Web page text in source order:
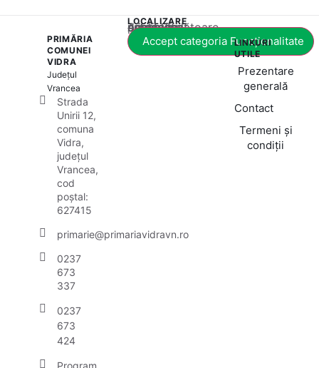
PRIMĂRIA
COMUNEI
VIDRA
Județul
Vrancea
Strada
Unirii 12,
comuna
Vidra,
județul
Vrancea,
cod
poștal:
627415
primarie@primariavidravn.ro
0237
673
337
0237
673
424
Program
LOCALIZARE
Acest conținut este blocat până când acceptați categoria corespunzătoare de cookie-uri.
Accept categoria Funcționalitate
LINKURI
UTILE
Prezentare
generală
Contact
Termeni și
condiții